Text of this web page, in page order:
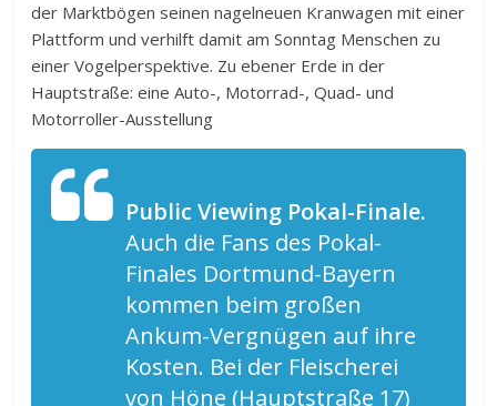
der Marktbögen seinen nagelneuen Kranwagen mit einer
Plattform und verhilft damit am Sonntag Menschen zu
einer Vogelperspektive. Zu ebener Erde in der
Hauptstraße: eine Auto-, Motorrad-, Quad- und
Motorroller-Ausstellung
Public Viewing Pokal-Finale.
Auch die Fans des Pokal-
Finales Dortmund-Bayern
kommen beim großen
Ankum-Vergnügen auf ihre
Kosten. Bei der Fleischerei
von Höne (Hauptstraße 17)